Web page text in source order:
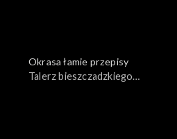
Okrasa łamie przepisy
Talerz bieszczadzkiego